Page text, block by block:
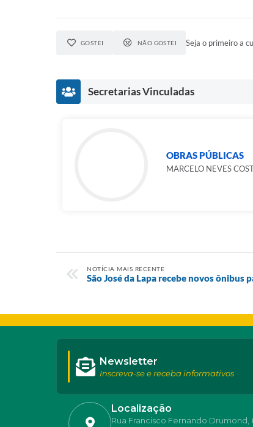
GOSTEI NÃO GOSTEI Seja o primeiro a
Secretarias Vinculadas
OBRAS PÚBLICAS
MARCELO NEVES
NOTÍCIA MAIS RECENTE
São José da Lapa recebe novos
Localização
Rua Francisco Fernando Drumond,
Newsletter
Inscreva-se e receba informativos